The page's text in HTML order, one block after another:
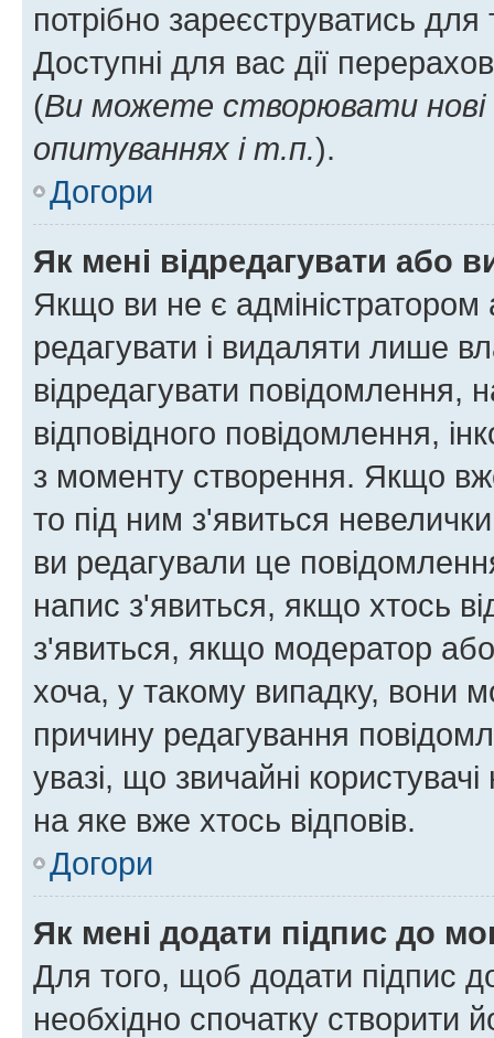
потрібно зареєструватись
Доступні для вас дії
(Ви можете створювати
опитуваннях і т.п.).
Догори
Як мені відредагувати або
Якщо ви не є
редагувати і видаляти лише
відредагувати повідомлення,
відповідного повідомлення,
з моменту створення. Якщо
то під ним з'явиться
ви редагували це
напис з'явиться, якщо хтось
з'явиться, якщо модератор
хоча, у такому випадку, вони
причину редагування
увазі, що звичайні
на яке вже хтось відповів.
Догори
Як мені додати підпис до
Для того, щоб додати підпис
необхідно спочатку створити